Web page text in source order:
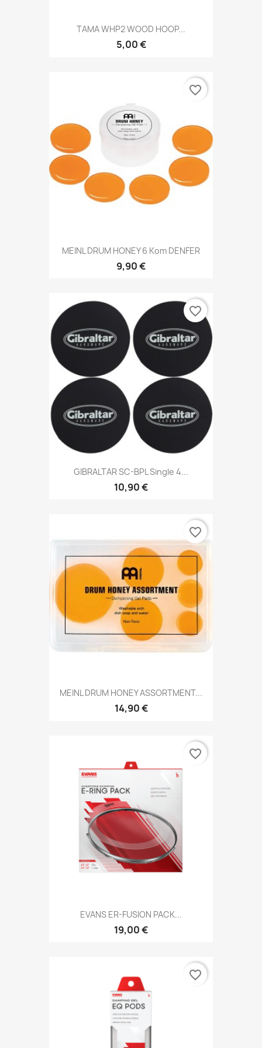
TAMA WHP2 WOOD HOOP...
5,00 €
MEINL DRUM HONEY 6 Kom DENFER
9,90 €
favorite_border
GIBRALTAR SC-BPL Single 4...
10,90 €
favorite_border
MEINL DRUM HONEY ASSORTMENT...
14,90 €
favorite_border
EVANS ER-FUSION PACK...
19,00 €
favorite_border
favorite_border